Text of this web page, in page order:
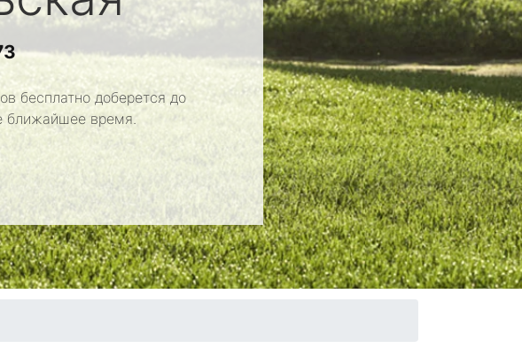
бесплатно доберется до
ближайшее время.